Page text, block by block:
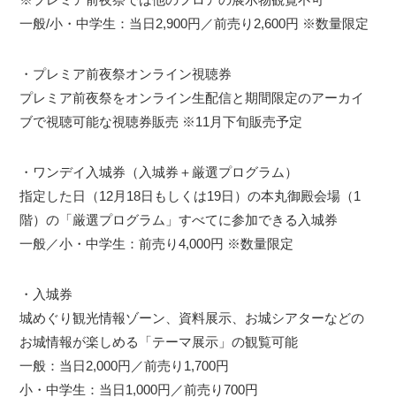
一般/小・中学生：当日2,900円／前売り2,600円 ※数量限定
・プレミア前夜祭オンライン視聴券
プレミア前夜祭をオンライン生配信と期間限定のアーカイ
ブで視聴可能な視聴券販売 ※11月下旬販売予定
・ワンデイ入城券（入城券＋厳選プログラム）
指定した日（12月18日もしくは19日）の本丸御殿会場（1
階）の「厳選プログラム」すべてに参加できる入城券
一般／小・中学生：前売り4,000円 ※数量限定
・入城券
城めぐり観光情報ゾーン、資料展示、お城シアターなどの
お城情報が楽しめる「テーマ展示」の観覧可能
​一般：当日2,000円／前売り1,700円
小・中学生：当日1,000円／前売り700円